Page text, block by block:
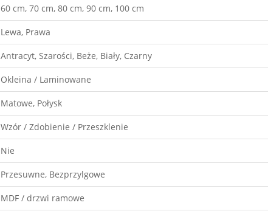
60 cm, 70 cm, 80 cm, 90 cm, 100 cm
Lewa, Prawa
Antracyt, Szarości, Beże, Biały, Czarny
Okleina / Laminowane
Matowe, Połysk
Wzór / Zdobienie / Przeszklenie
Nie
Przesuwne, Bezprzylgowe
MDF / drzwi ramowe